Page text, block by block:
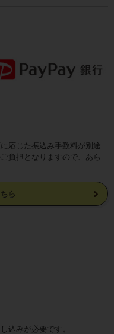
応じた振込み手数料が別途
負担となりますので、あら
ら
込みが必要です。